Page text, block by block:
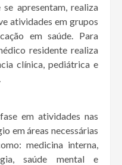
apresentam, realiza
atividades em grupos
em saúde. Para
residente realiza
clínica, pediátrica e
em atividades nas
em áreas necessárias
medicina interna,
saúde mental e